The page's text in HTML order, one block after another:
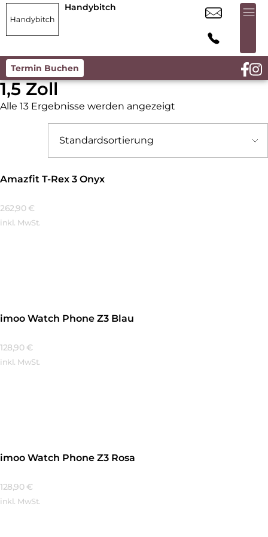
Handybitch
Termin Buchen
1,5 Zoll
Alle 13 Ergebnisse werden angezeigt
Amazfit T-Rex 3 Onyx
262,90 €
inkl. MwSt.
imoo Watch Phone Z3 Blau
128,90 €
inkl. MwSt.
imoo Watch Phone Z3 Rosa
128,90 €
inkl. MwSt.